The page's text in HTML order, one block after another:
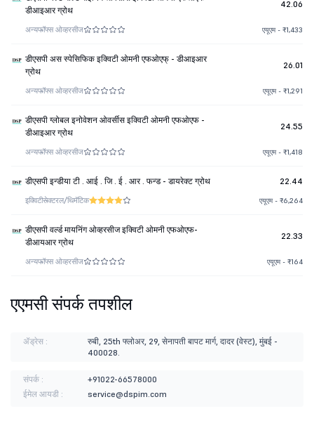
डीआइआर ग्रोथ
42.06
अन्यफॉफ्स ओव्हरसीज एयूएम - ₹1,433
डीएसपी अस स्पेसिफिक इक्विटी ओमनी एफओएफ् - डीआइआर
ग्रोथ
26.01
अन्यफॉफ्स ओव्हरसीज एयूएम - ₹1,291
डीएसपी ग्लोबल इनोवेशन ओवर्सीस इक्विटी ओमनी एफओएफ -
डीआइआर ग्रोथ
24.55
अन्यफॉफ्स ओव्हरसीज एयूएम - ₹1,418
डीएसपी इन्डीया टी . आई . जि . ई . आर . फन्ड - डायरेक्ट ग्रोथ 22.44
इक्विटीसेक्टरल/थिमॅटिक एयूएम - ₹6,264
डीएसपी वर्ल्ड मायनिंग ओव्हरसीज इक्विटी ओमनी एफओएफ-
डीआयआर ग्रोथ
22.33
अन्यफॉफ्स ओव्हरसीज एयूएम - ₹164
एएमसी संपर्क तपशील
ॲड्रेस :
रुबी, 25th फ्लोअर, 29, सेनापती बापट मार्ग, दादर (वेस्ट), मुंबई -
400028.
संपर्क :
+91022-66578000
ईमेल आयडी :
service@dspim.com